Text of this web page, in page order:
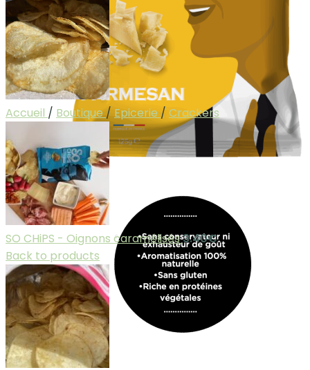
Accueil / Boutique/Epicerie / Crackers
SO CHiPS - Oignons caramélisés3.40€
Back to products